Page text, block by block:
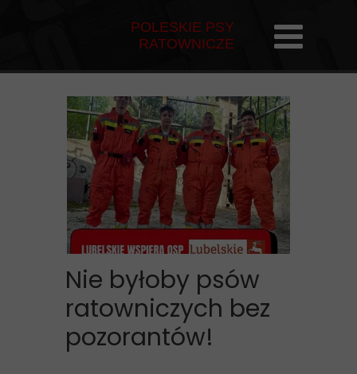
POLESKIE PSY
RATOWNICZE
Nie byłoby psów
ratowniczych bez
pozorantów!